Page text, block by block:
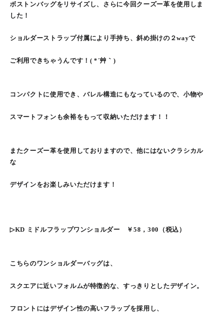
ボストンバッグをリサイズし、さらに今回クーズー革を使用しま
した！
ショルダーストラップ付属により手持ち、斜め掛けの２wayで
ご利用できちゃうんです！( *´艸｀)
コンパクトに使用でき、バレル構造にもなっているので、小物や
スマートフォンも余裕をもって収納いただけます！！
またクーズー革を使用しておりますので、他にはないクラシカル
な
デザインをお楽しみいただけます！
▷KD ミドルフラップワンショルダー ￥58，300（税込）
こちらのワンショルダーバッグは、
スクエアに近いフォルムが特徴的な、すっきりとしたデザイン。
フロントにはデザイン性の高いフラップを採用し、